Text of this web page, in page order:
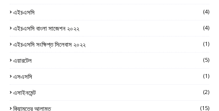
এইচএসসি (4)
এইচএসসি বাংলা সাজেশন ২০২২ (4)
এইচএসসি সংক্ষিপ্ত সিলেবাস ২০২২ (1)
এয়ারটেল (5)
এসএসসি (1)
এসাইনমেন্ট (2)
কিয়ামতের আলামত (15)